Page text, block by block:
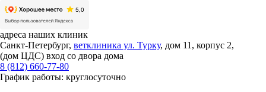
адреса наших клиник
Санкт-Петербург, ветклиника ул. Турку, дом 11, корпус 2,
(дом ЦДС) вход со двора дома
8 (812) 660-77-80
График работы: круглосуточно